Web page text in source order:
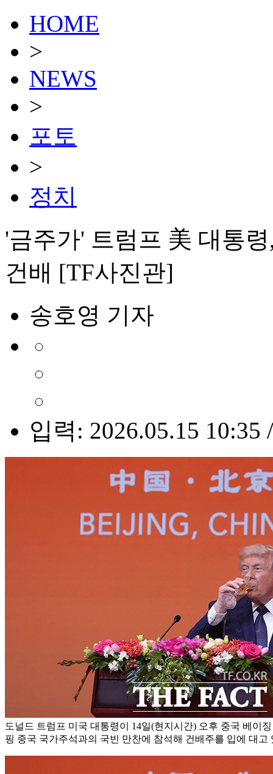
HOME
>
NEWS
>
포토
>
정치
'금주가' 트럼프 美 대통
건배 [TF사진관]
송호영 기자
입력: 2026.05.15 10:35
도널드 트럼프 미국 대통령이 14일(현지시간) 오후 중국 베이
핑 중국 국가주석과의 국빈 만찬에 참석해 건배주를 입에 대고